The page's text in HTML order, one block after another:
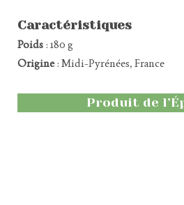
Caractéristiques
Poids : 180 g
Origine : Midi-Pyrénées, France
Produit de